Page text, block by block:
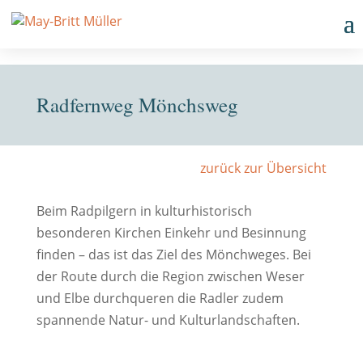
Radfernweg Mönchsweg
zurück zur Übersicht
Beim Radpilgern in kulturhistorisch
besonderen Kirchen Einkehr und Besinnung
finden – das ist das Ziel des Mönchweges. Bei
der Route durch die Region zwischen Weser
und Elbe durchqueren die Radler zudem
spannende Natur- und Kulturlandschaften.